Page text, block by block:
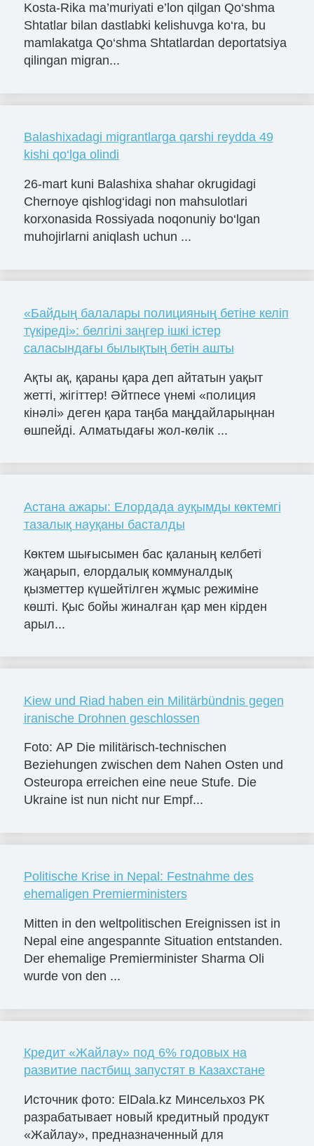
Kosta-Rika ma’muriyati e’lon qilgan Qo‘shma
Shtatlar bilan dastlabki kelishuvga ko‘ra, bu
mamlakatga Qo‘shma Shtatlardan deportatsiya
qilingan migran...
Balashixadagi migrantlarga qarshi reydda 49
kishi qo‘lga olindi
26-mart kuni Balashixa shahar okrugidagi
Chernoye qishlog‘idagi non mahsulotlari
korxonasida Rossiyada noqonuniy bo‘lgan
muhojirlarni aniqlash uchun ...
«Байдың балалары полицияның бетіне келіп
түкіреді»: белгілі заңгер ішкі істер
саласындағы былықтың бетін ашты
Ақты ақ, қараны қара деп айтатын уақыт
жетті, жігіттер! Әйтпесе үнемі «полиция
кінәлі» деген қара таңба маңдайларыңнан
өшпейді. Алматыдағы жол-көлік ...
Астана ажары: Елордада ауқымды көктемгі
тазалық науқаны басталды
Көктем шығысымен бас қаланың келбеті
жаңарып, елордалық коммуналдық
қызметтер күшейтілген жұмыс режиміне
көшті. Қыс бойы жиналған қар мен кірден
арыл...
Kiew und Riad haben ein Militärbündnis gegen
iranische Drohnen geschlossen
Foto: AP Die militärisch-technischen
Beziehungen zwischen dem Nahen Osten und
Osteuropa erreichen eine neue Stufe. Die
Ukraine ist nun nicht nur Empf...
Politische Krise in Nepal: Festnahme des
ehemaligen Premierministers
Mitten in den weltpolitischen Ereignissen ist in
Nepal eine angespannte Situation entstanden.
Der ehemalige Premierminister Sharma Oli
wurde von den ...
Кредит «Жайлау» под 6% годовых на
развитие пастбищ запустят в Казахстане
Источник фото: ElDala.kz Минсельхоз РК
разрабатывает новый кредитный продукт
«Жайлау», предназначенный для